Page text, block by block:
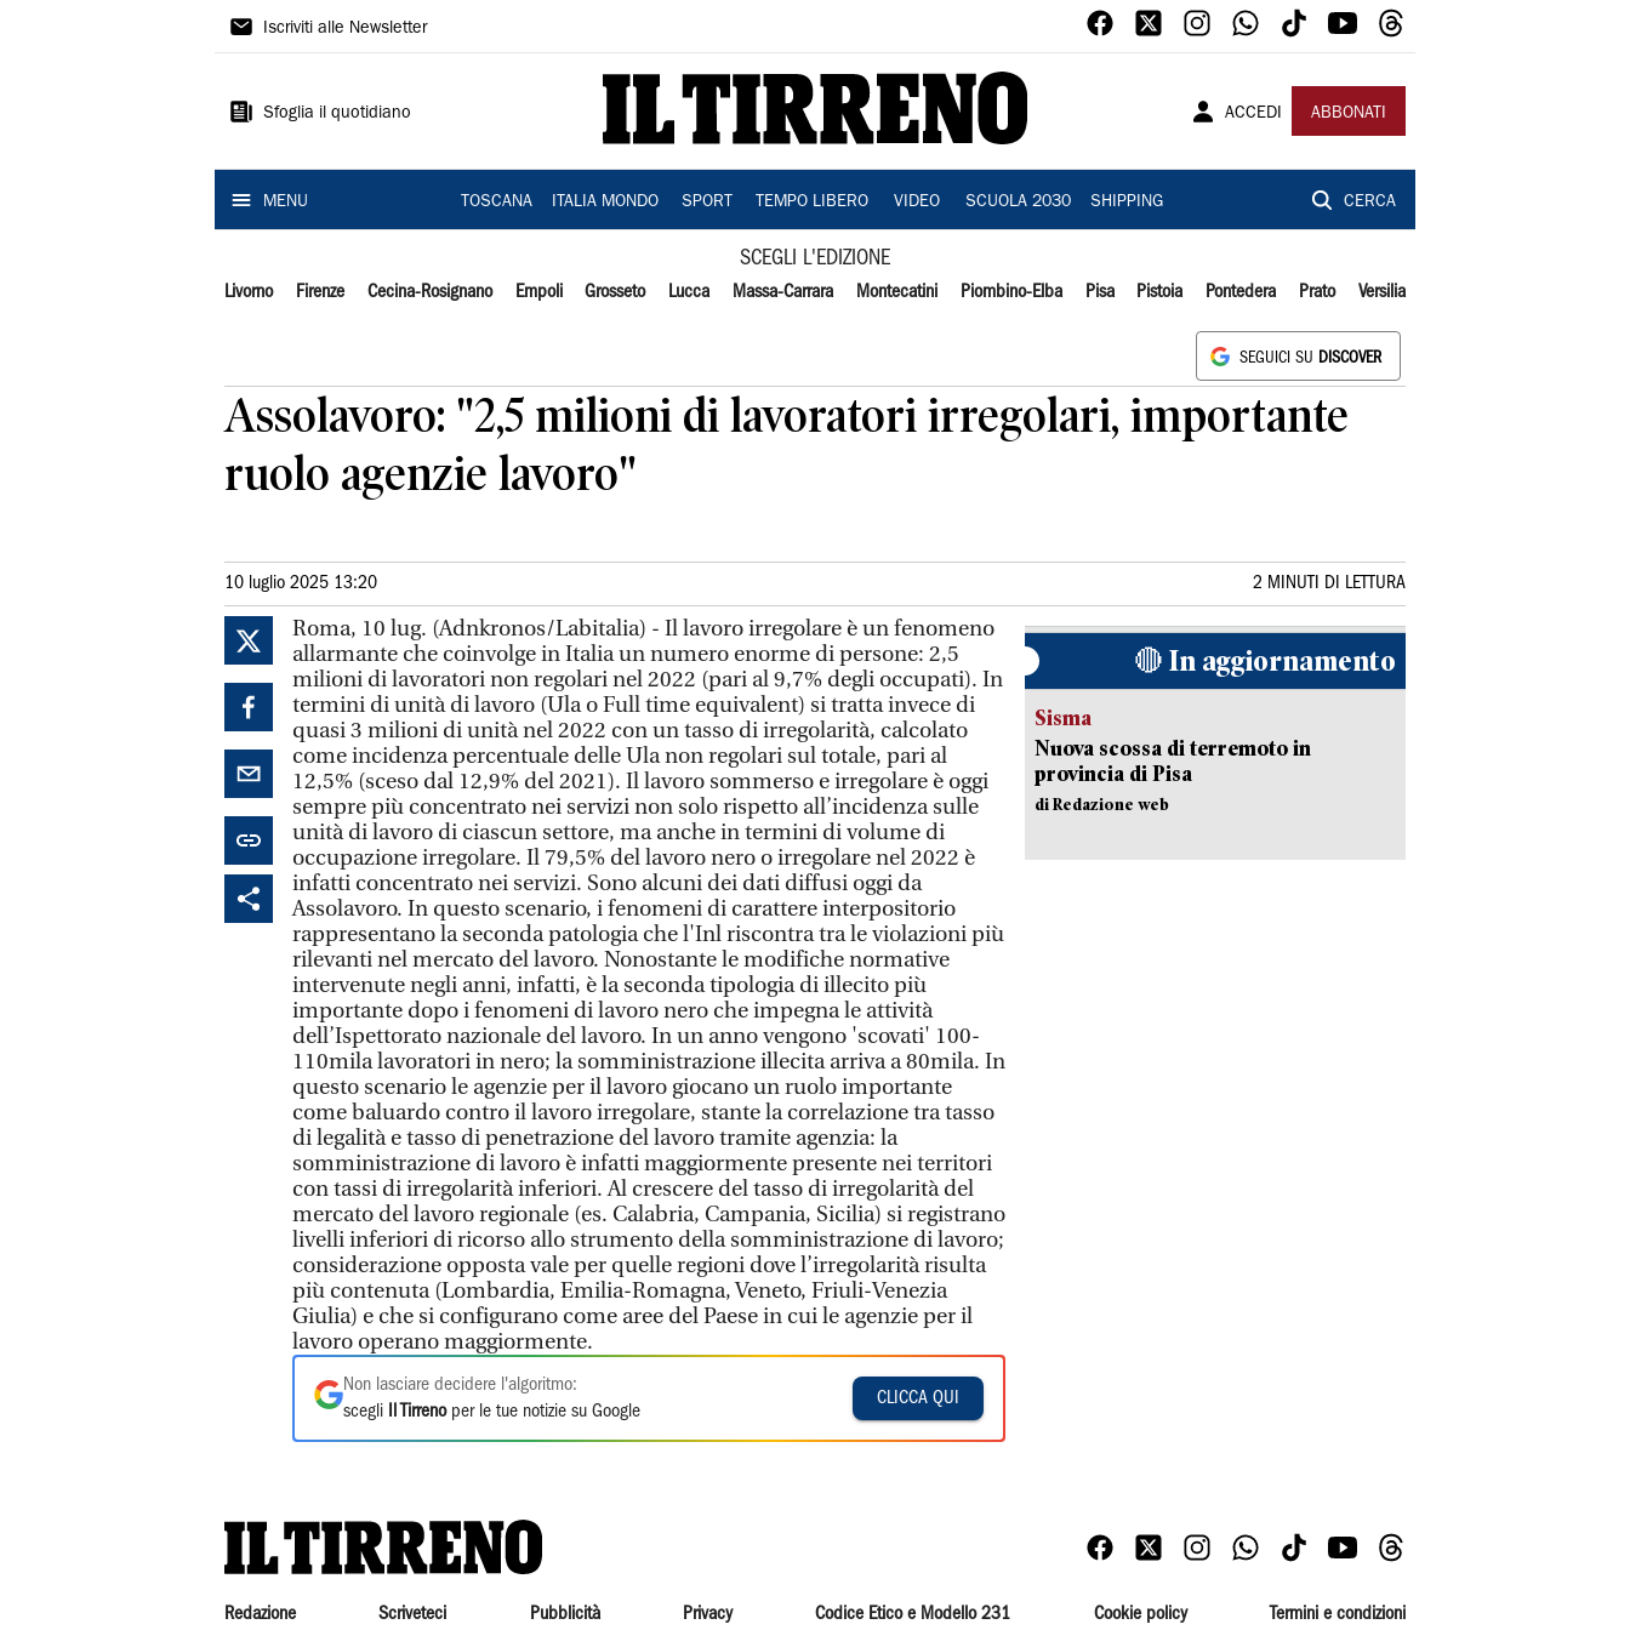
Il
Iscriviti alle Newsletter
Sfoglia il quotidiano ACCEDI ABBONATI
MENU TOSCANA ITALIA MONDO SPORT TEMPO LIBERO VIDEO SCUOLA 2030 SHIPPING CERCA
SCEGLI L'EDIZIONE
Livorno Firenze Cecina-Rosignano Empoli Grosseto Lucca Massa-Carrara Montecatini Piombino-Elba Pisa Pistoia Pontedera Prato Versilia
SEGUICI SU DISCOVER
Assolavoro: "2,5 milioni di lavoratori irregolari, importante
ruolo agenzie lavoro"
10 luglio 2025 13:20 2 MINUTI DI LETTURA
Roma, 10 lug. (Adnkronos/Labitalia) - Il lavoro irregolare è un fenomeno
allarmante che coinvolge in Italia un numero enorme di persone: 2,5
milioni di lavoratori non regolari nel 2022 (pari al 9,7% degli occupati). In
termini di unità di lavoro (Ula o Full time equivalent) si tratta invece di
quasi 3 milioni di unità nel 2022 con un tasso di irregolarità, calcolato
come incidenza percentuale delle Ula non regolari sul totale, pari al
12,5% (sceso dal 12,9% del 2021). Il lavoro sommerso e irregolare è oggi
sempre più concentrato nei servizi non solo rispetto all’incidenza sulle
unità di lavoro di ciascun settore, ma anche in termini di volume di
occupazione irregolare. Il 79,5% del lavoro nero o irregolare nel 2022 è
infatti concentrato nei servizi. Sono alcuni dei dati diffusi oggi da
Assolavoro. In questo scenario, i fenomeni di carattere interpositorio
rappresentano la seconda patologia che l'Inl riscontra tra le violazioni più
rilevanti nel mercato del lavoro. Nonostante le modifiche normative
intervenute negli anni, infatti, è la seconda tipologia di illecito più
importante dopo i fenomeni di lavoro nero che impegna le attività
dell’Ispettorato nazionale del lavoro. In un anno vengono 'scovati' 100-
110mila lavoratori in nero; la somministrazione illecita arriva a 80mila. In
questo scenario le agenzie per il lavoro giocano un ruolo importante
come baluardo contro il lavoro irregolare, stante la correlazione tra tasso
di legalità e tasso di penetrazione del lavoro tramite agenzia: la
somministrazione di lavoro è infatti maggiormente presente nei territori
con tassi di irregolarità inferiori. Al crescere del tasso di irregolarità del
mercato del lavoro regionale (es. Calabria, Campania, Sicilia) si registrano
livelli inferiori di ricorso allo strumento della somministrazione di lavoro;
considerazione opposta vale per quelle regioni dove l’irregolarità risulta
più contenuta (Lombardia, Emilia-Romagna, Veneto, Friuli-Venezia
Giulia) e che si configurano come aree del Paese in cui le agenzie per il
lavoro operano maggiormente.
Non lasciare decidere l'algoritmo:
scegli
Il Tirrenoper le tue notizie su Google
CLICCA QUI
🔴 In aggiornamento
Sisma
Nuova scossa di terremoto in
provincia di Pisa
di Redazione web
Redazione Scriveteci Pubblicità Privacy Codice Etico e Modello 231 Cookie policy Termini e condizioni